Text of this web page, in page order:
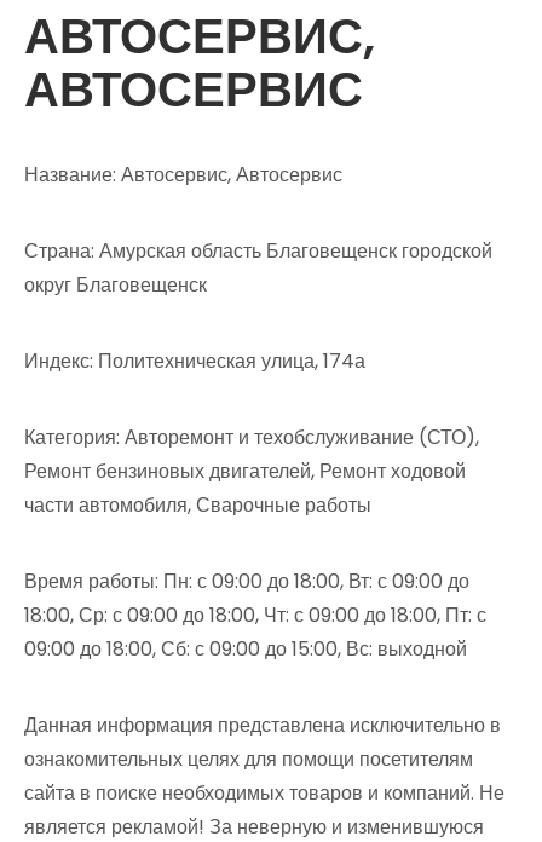
АВТОСЕРВИС,
АВТОСЕРВИС
Название: Автосервис, Автосервис
Страна: Амурская область Благовещенск городской
округ Благовещенск
Индекс: Политехническая улица, 174а
Категория: Авторемонт и техобслуживание (СТО),
Ремонт бензиновых двигателей, Ремонт ходовой
части автомобиля, Сварочные работы
Время работы: Пн: с 09:00 до 18:00, Вт: с 09:00 до
18:00, Ср: с 09:00 до 18:00, Чт: с 09:00 до 18:00, Пт: с
09:00 до 18:00, Сб: с 09:00 до 15:00, Вс: выходной
Данная информация представлена исключительно в
ознакомительных целях для помощи посетителям
сайта в поиске необходимых товаров и компаний. Не
является рекламой! За неверную и изменившуюся